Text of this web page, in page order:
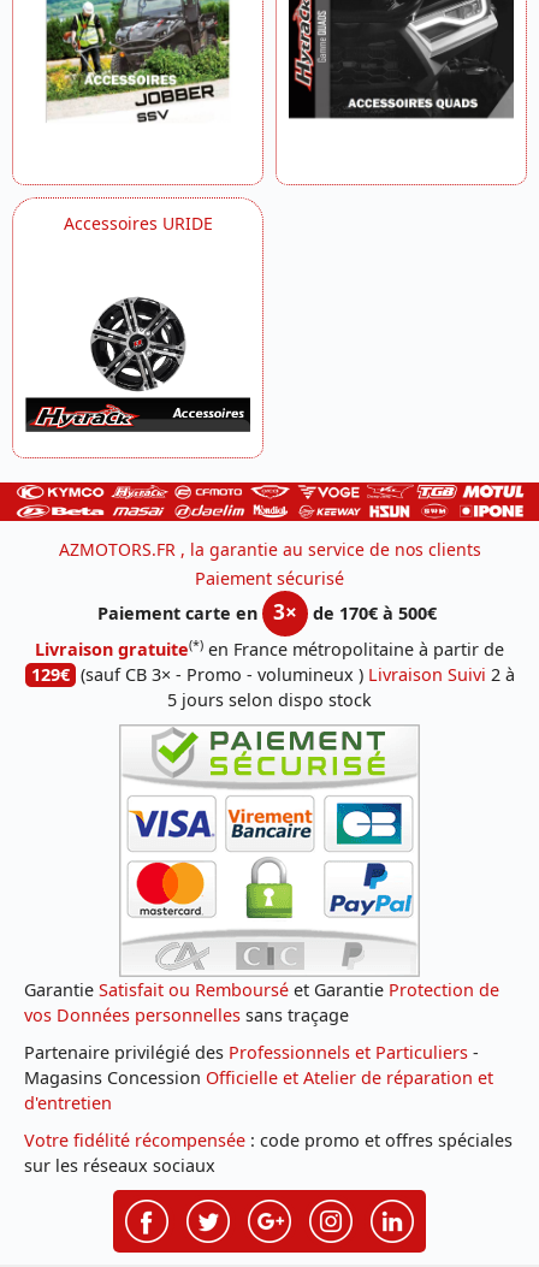
Accessoires URIDE
AZMOTORS.FR , la garantie au service de nos clients
Paiement sécurisé
Paiement carte en
3×
de 170€ à 500€
Livraison gratuite(*) en France métropolitaine à partir de
129€ (sauf CB 3× - Promo - volumineux ) Livraison Suivi 2 à
5 jours selon dispo stock
Garantie Satisfait ou Remboursé et Garantie Protection de
vos Données personnelles sans traçage
Partenaire privilégié des Professionnels et Particuliers -
Magasins Concession Officielle et Atelier de réparation et
d'entretien
Votre fidélité récompensée : code promo et offres spéciales
sur les réseaux sociaux